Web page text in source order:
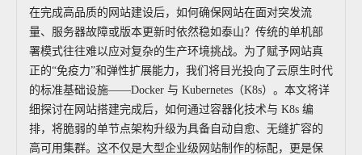
在完成高品质的网站建设后，如何确保网站在面对突发流
量、服务器故障或版本更新时依然稳如泰山？传统的单机部
署模式往往难以应对复杂的生产环境挑战。为了赋予网站真
正的“免疫力”和弹性扩展能力，我们将目光投向了云原生时代
的标准基础设施——Docker 与 Kubernetes（K8s）。本文将详
细探讨在网站搭建完成后，如何通过容器化技术与 K8s 编
排，将脆弱的单节点架构升级为具备自动自愈、无缝扩容的
高可用集群。这不仅是大型企业级网站制作的标配，更是保